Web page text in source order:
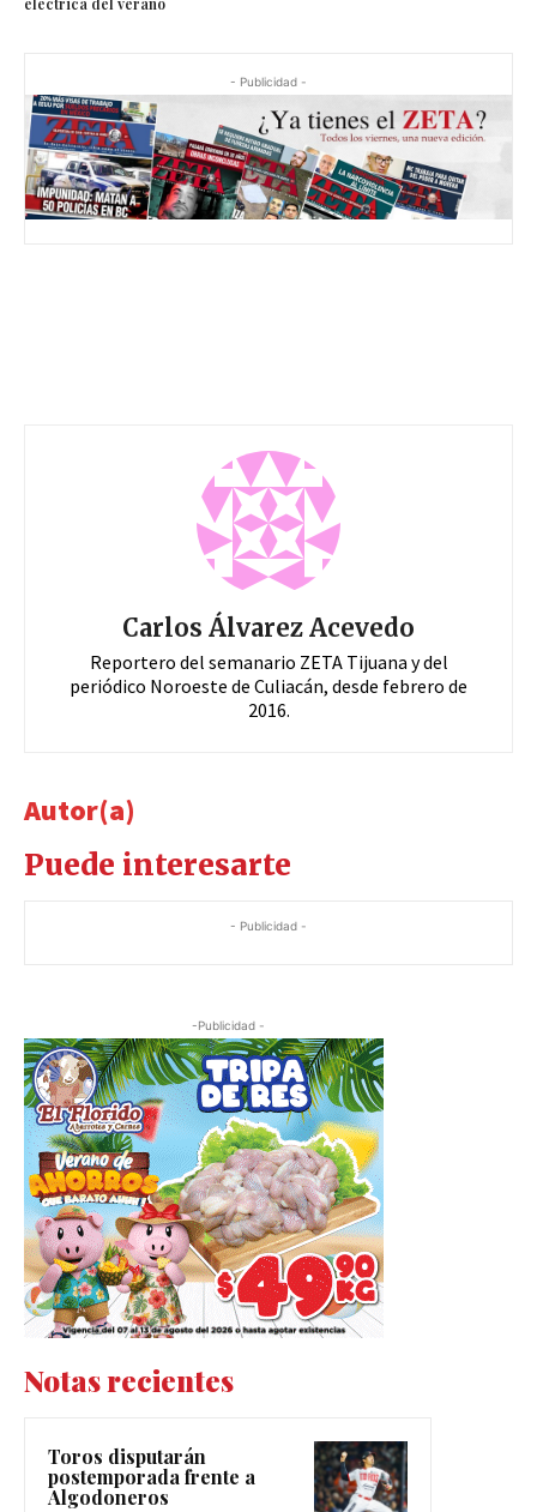
- Publicidad -
Carlos Álvarez Acevedo
Reportero del semanario ZETA Tijuana y del
periódico Noroeste de Culiacán, desde febrero de
2016.
Autor(a)
Puede interesarte
- Publicidad -
-Publicidad -
Notas recientes
Toros disputarán
postemporada frente a
Algodoneros